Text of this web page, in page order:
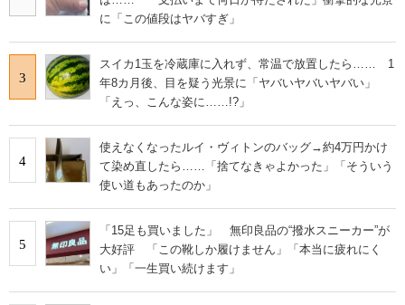
に「この値段はヤバすぎ」
3
スイカ1玉を冷蔵庫に入れず、常温で放置したら…… 1
年8カ月後、目を疑う光景に「ヤバいヤバいヤバい」
「えっ、こんな姿に……!?」
4
使えなくなったルイ・ヴィトンのバッグ→約4万円かけ
て染め直したら……「捨てなきゃよかった」「そういう
使い道もあったのか」
5
「15足も買いました」 無印良品の“撥水スニーカー”が
大好評 「この靴しか履けません」「本当に疲れにく
い」「一生買い続けます」